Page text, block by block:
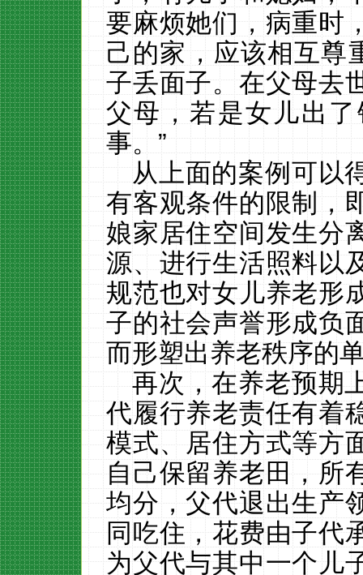
要麻烦她们，病重时
己的家，应该相互尊
子丢面子。在父母去
父母，若是女儿出
事。”
从上面的案例可以
有客观条件的限制，
娘家居住空间发生分
源、进行生活照料以
规范也对女儿养老形
子的社会声誉形成负
而形塑出养老秩序的
再次，在养老预期
代履行养老责任有着
模式、居住方式等方
自己保留养老田，所
均分，父代退出生产
同吃住，花费由子代
为父代与其中一个儿